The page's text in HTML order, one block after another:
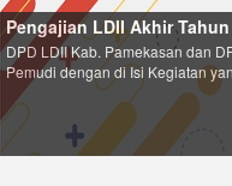
Pengajian LDII Akhir Tahun
DPD LDII Kab. Pamekasan dan
Pemudi dengan di Isi Kegiatan